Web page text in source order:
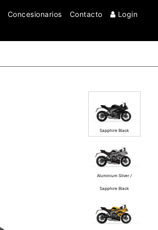
Concesionarios Contacto Login
Sapphire Black
Aluminium Silver /
Sapphire Black